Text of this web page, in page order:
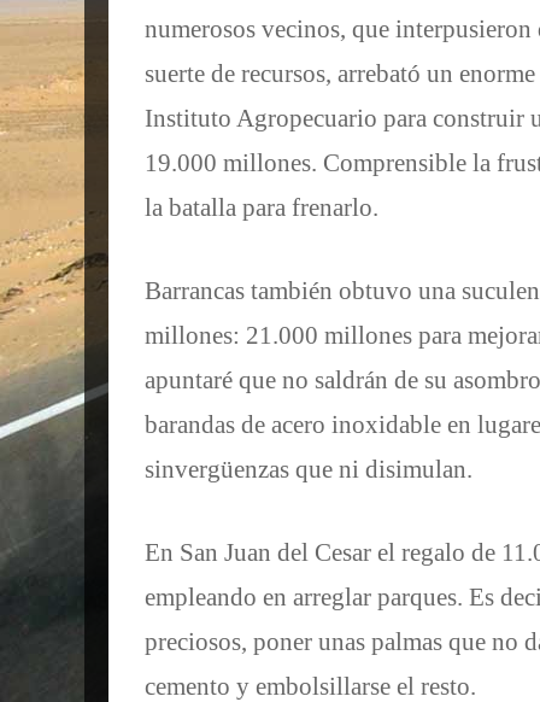
numerosos vecinos, que interpusieron
suerte de recursos, arrebató un
Instituto Agropecuario para construir
19.000 millones. Comprensible la
la batalla para frenarlo.
Barrancas también obtuvo una
millones: 21.000 millones para
apuntaré que no saldrán de su
barandas de acero inoxidable en
sinvergüenzas que ni disimulan.
En San Juan del Cesar el regalo de
empleando en arreglar parques. Es
preciosos, poner unas palmas que no
cemento y embolsillarse el resto.